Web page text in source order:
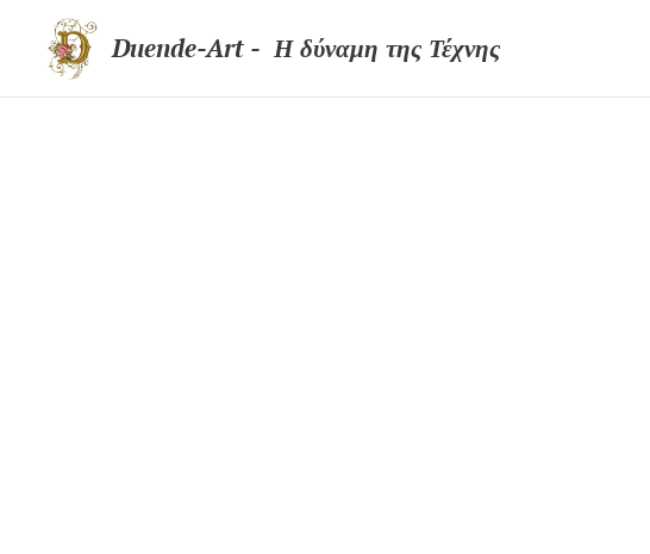
Duende-Art - Η δύναμη της Τέχνης